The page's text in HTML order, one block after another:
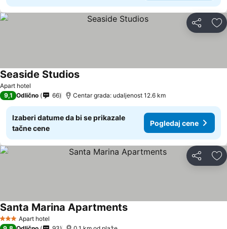
Deli
Apart hotel
Seaside Studios
9,1 Odlično 66 Centar grada: udaljenost 12.6 km
Izaberi datume da bi se prikazale
tačne cene
Pogledaj cene
Deli
3 ZvezdiceApart hotel
Santa Marina Apartments